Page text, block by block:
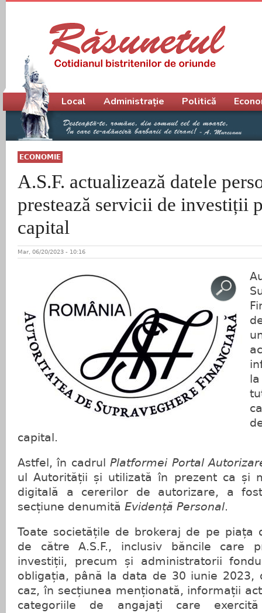
ECONOMIE
A.S.F. actualizează datele
prestează servicii de investiții
capital
Mar, 06/20/2023 - 10:16
capital.
Astfel, în cadrulPlatformei Portal
ul Autorității și utilizată în prezent ca și
digitală a cererilor de autorizare, a
secțiune denumită Evidență Personal.
Toate societățile de brokeraj de pe piața
de către A.S.F., inclusiv băncile care
investiții, precum și administratorii
obligația, până la data de 30 iunie 2023,
caz, în secțiunea menționată, informații
categoriile de angajați care
Meniu principal
Local Administrație Politică